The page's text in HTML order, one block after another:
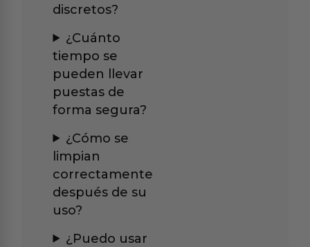
discretos?
¿Cuánto
tiempo se
pueden llevar
puestas de
forma segura?
¿Cómo se
limpian
correctamente
después de su
uso?
¿Puedo usar